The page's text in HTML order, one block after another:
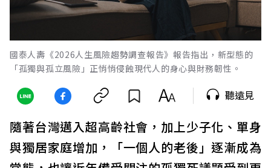
國泰人壽《2026人生風險趨勢調查報告》報告指出，新型態的
「孤獨與孤立風險」正悄悄侵蝕現代人的身心與財務韌性。
聽遠見
隨著台灣邁入超高齡社會，加上少子化、單身
與獨居家庭增加，「一個人的老後」逐漸成為